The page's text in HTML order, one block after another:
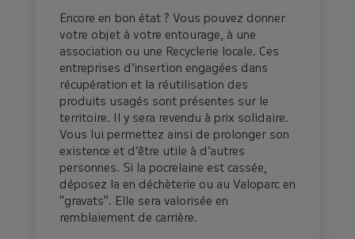
Encore en bon état ? Vous pouvez donner
votre objet à votre entourage, à une
association ou une Recyclerie locale. Ces
entreprises d’insertion engagées dans
récupération et la réutilisation des
produits usagés sont présentes sur le
territoire. Il y sera revendu à prix solidaire.
Vous lui permettez ainsi de prolonger son
existence et d’être utile à d’autres
personnes. Si la pocrelaine est cassée,
déposez la en déchèterie ou au Valoparc en
"gravats". Elle sera valorisée en
remblaiement de carrière.